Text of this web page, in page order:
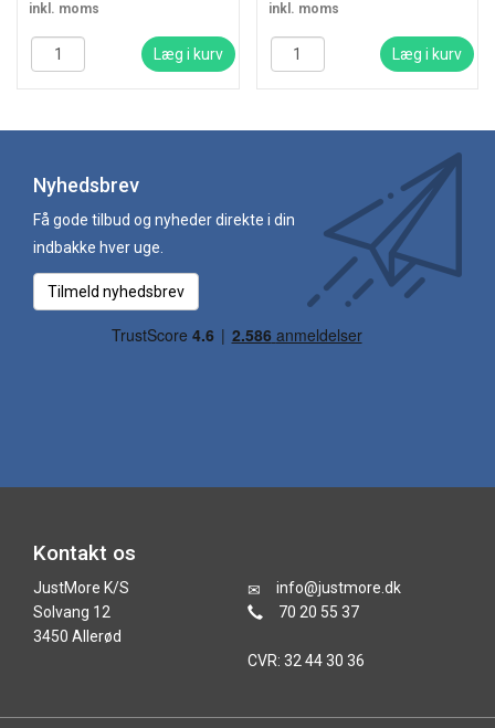
inkl. moms
Læg i kurv
inkl. moms
Læg i kurv
Nyhedsbrev
Få gode tilbud og nyheder direkte i din
indbakke hver uge.
Tilmeld nyhedsbrev
Kontakt os
JustMore K/S
Solvang 12
3450 Allerød
info@justmore.dk
70 20 55 37
CVR: 32 44 30 36